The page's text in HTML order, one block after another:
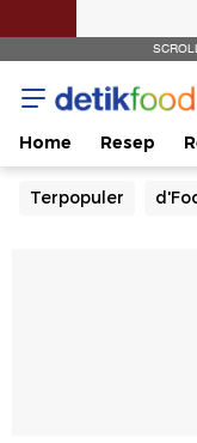
Home Resep
Terpopuler